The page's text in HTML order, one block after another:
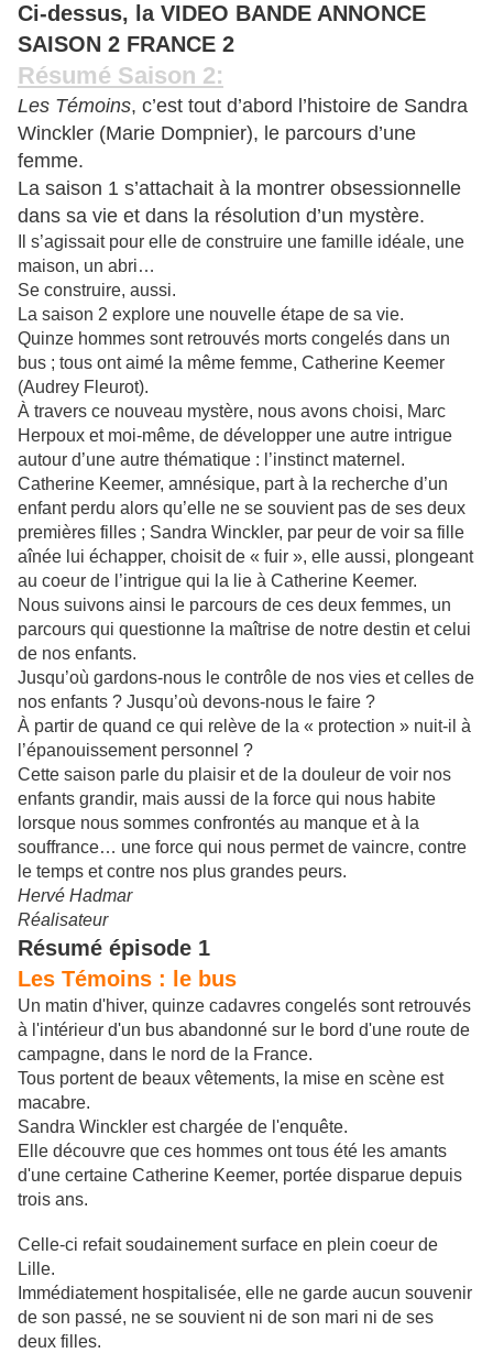
Ci-dessus, la VIDEO BANDE ANNONCE
SAISON 2 FRANCE 2
Résumé Saison 2:
Les Témoins, c’est tout d’abord l’histoire de Sandra
Winckler (Marie Dompnier), le parcours d’une
femme.
La saison 1 s’attachait à la montrer obsessionnelle
dans sa vie et dans la résolution d’un mystère.
Il s’agissait pour elle de construire une famille idéale, une
maison, un abri…
Se construire, aussi.
La saison 2 explore une nouvelle étape de sa vie.
Quinze hommes sont retrouvés morts congelés dans un
bus ; tous ont aimé la même femme, Catherine Keemer
(Audrey Fleurot).
À travers ce nouveau mystère, nous avons choisi, Marc
Herpoux et moi-même, de développer une autre intrigue
autour d’une autre thématique : l’instinct maternel.
Catherine Keemer, amnésique, part à la recherche d’un
enfant perdu alors qu’elle ne se souvient pas de ses deux
premières filles ; Sandra Winckler, par peur de voir sa fille
aînée lui échapper, choisit de « fuir », elle aussi, plongeant
au coeur de l’intrigue qui la lie à Catherine Keemer.
Nous suivons ainsi le parcours de ces deux femmes, un
parcours qui questionne la maîtrise de notre destin et celui
de nos enfants.
Jusqu’où gardons-nous le contrôle de nos vies et celles de
nos enfants ? Jusqu’où devons-nous le faire ?
À partir de quand ce qui relève de la « protection » nuit-il à
l’épanouissement personnel ?
Cette saison parle du plaisir et de la douleur de voir nos
enfants grandir, mais aussi de la force qui nous habite
lorsque nous sommes confrontés au manque et à la
souffrance… une force qui nous permet de vaincre, contre
le temps et contre nos plus grandes peurs.
Hervé Hadmar
Réalisateur
Résumé épisode 1
Les Témoins : le bus
Un matin d'hiver, quinze cadavres congelés sont retrouvés
à l'intérieur d'un bus abandonné sur le bord d'une route de
campagne, dans le nord de la France.
Tous portent de beaux vêtements, la mise en scène est
macabre.
Sandra Winckler est chargée de l'enquête.
Elle découvre que ces hommes ont tous été les amants
d'une certaine Catherine Keemer, portée disparue depuis
trois ans.
Celle-ci refait soudainement surface en plein coeur de
Lille.
Immédiatement hospitalisée, elle ne garde aucun souvenir
de son passé, ne se souvient ni de son mari ni de ses
deux filles.